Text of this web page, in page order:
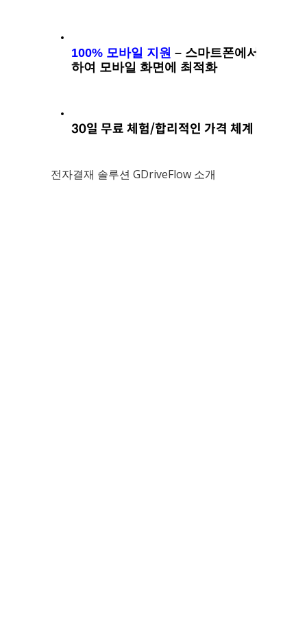
100% 모바일 지원 – 스마트폰에서 상신/결
하여 모바일 화면에 최적화
30일 무료 체험/합리적인 가격 체계
전자결재 솔루션 GDriveFlow 소개